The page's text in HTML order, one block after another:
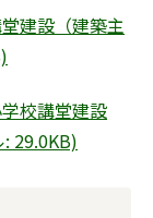
建設（建築主
校講堂建設
: 29.0KB)